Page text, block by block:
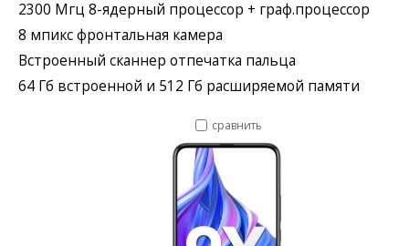
2300 Мгц 8-ядерный процессор + граф.процессор
8 мпикс фронтальная камера
Встроенный сканнер отпечатка пальца
64 Гб встроенной и 512 Гб расширяемой памяти
сравнить